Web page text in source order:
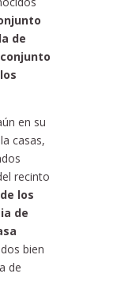
de
en su
casas,
recinto
los
de
bien
de